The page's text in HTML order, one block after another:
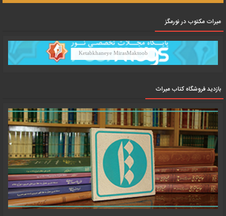
میرات مکتوب در نورمگز
Ketabkhaneye MirasMaktoob
بازدید فروشگاه کتاب میراث